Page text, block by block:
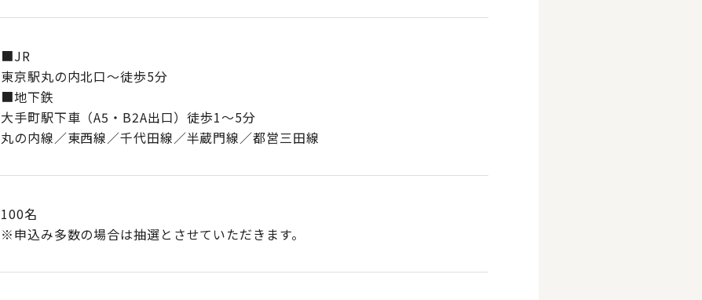
■JR
東京駅丸の内北口～徒歩5分
■地下鉄
大手町駅下車（A5・B2A出口）徒歩1～5分
丸の内線／東西線／千代田線／半蔵門線／都営三田線
100名
※申込み多数の場合は抽選とさせていただきます。